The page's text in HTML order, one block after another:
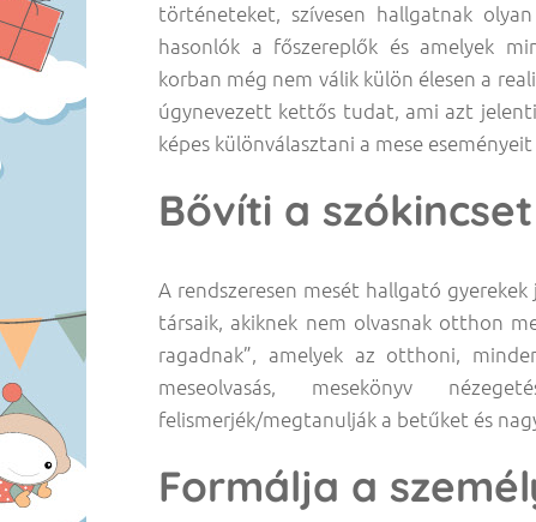
történeteket, szívesen hallgatnak
hasonlók a főszereplők és amelyek
korban még nem válik külön élesen a
úgynevezett kettős tudat, ami azt
képes különválasztani a mese eseményeit
Bővíti a szókincset
A rendszeresen mesét hallgató
társaik, akiknek nem olvasnak otthon
ragadnak”, amelyek az otthoni,
meseolvasás, mesekönyv
felismerjék/megtanulják a betűket és
Formálja a